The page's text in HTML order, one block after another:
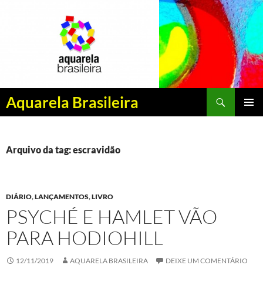
Aquarela Brasileira
Pesquisar
PULAR
CONTEÚDO
Arquivo da tag: escravidão
DIÁRIO,LANÇAMENTOS,LIVRO
PSYCHÉ E HAMLET VÃO
PARA HODIOHILL
12/11/2019 AQUARELA BRASILEIRA DEIXE UM COMENTÁRIO